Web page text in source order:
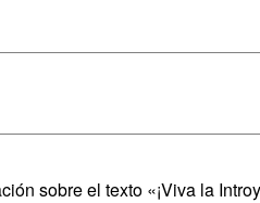
sobre el texto «¡Viva la